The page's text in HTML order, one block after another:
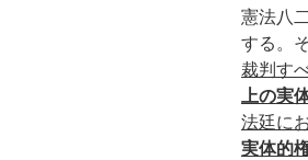
憲法八
する。
裁判す
上の実
法廷に
実体的